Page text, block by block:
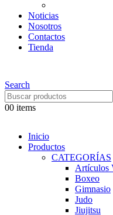
Noticias
Nosotros
Contactos
Tienda
Search
00 items
Inicio
Productos
CATEGORÍAS
Artículos
Boxeo
Gimnasio
Judo
Jiujitsu